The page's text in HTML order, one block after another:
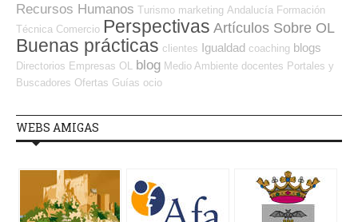
Recursos Humanos Turismo marketing Andalucía Formación
Técnica Comercio Perspectivas Artículos Sobre OL
Buenas prácticas clientes Igualdad coaching blogs
Directorios Empresas OL blog Medio Ambiente docentes Portales y
Buscadores Ofertas Guías ocio
WEBS AMIGAS